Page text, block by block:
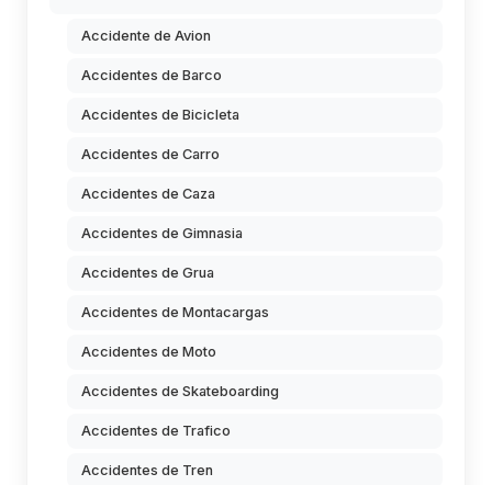
Accidente de Avion
Accidentes de Barco
Accidentes de Bicicleta
Accidentes de Carro
Accidentes de Caza
Accidentes de Gimnasia
Accidentes de Grua
Accidentes de Montacargas
Accidentes de Moto
Accidentes de Skateboarding
Accidentes de Trafico
Accidentes de Tren